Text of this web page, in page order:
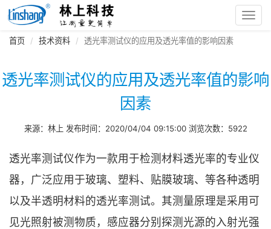
首页 技术资料 透光率测试仪的应用及透光率值的影响因素
透光率测试仪的应用及透光率值的影响
因素
来源：林上 发布时间：2020/04/04 09:15:00 浏览次数：5922
透光率测试仪作为一款用于检测材料透光率的专业仪
器，广泛应用于玻璃、塑料、贴膜玻璃、等各种透明
以及半透明材料的透光率测试。其测量原理是采用可
见光照射被测物质，感应器分别探测光源的入射光强